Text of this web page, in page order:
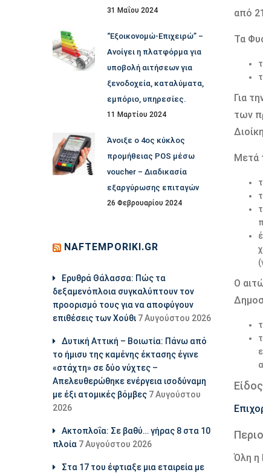
από
Τα
Για
των
Μετά
Ο
Όλη η
31 Μαΐου 2024
“Εξοικονομώ-Επιχειρώ” –
Ανοίγει η πλατφόρμα για
υποβολή αιτήσεων για
ξενοδοχεία, καταλύματα,
εμπόριο, υπηρεσίες.
11 Μαρτίου 2024
Άνοιξε ο 4ος κύκλος
προμήθειας POS μέσω
voucher – Διαδικασία
εξαργύρωσης επιταγών
26 Φεβρουαρίου 2024
NAFTEMPORIKI.GR
Ερυθρά Θάλασσα: Πώς τα
δεξαμενόπλοια συγκαλύπτουν τον
προορισμό τους για να αποφύγουν
επιθέσεις των Χούθι 7 Αυγούστου 2026
Δυτική Αττική – Βοιωτία: Πάνω από
το ήμισυ της καμένης έκτασης έγινε
«στάχτη» σε δύο νύχτες –
Απελευθερώθηκε ενέργεια ισοδύναμη
με έξι ατομικές βόμβες 7 Αυγούστου
2026
Ακτοπλοΐα: Σε βαθύ… γήρας 8 στα 10
πλοία 7 Αυγούστου 2026
Στα 17 του έφτιαξε μια εταιρεία με